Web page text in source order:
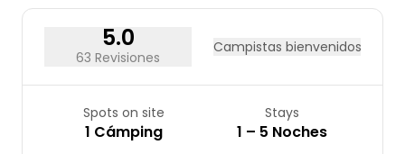
5.0
63 Revisiones
Campistas bienvenidos
Spots on site
1 Cámping
Stays
1 – 5 Noches